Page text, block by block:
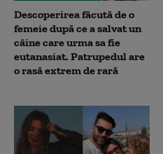
Descoperirea făcută de o
femeie după ce a salvat un
câine care urma sa fie
eutanasiat. Patrupedul are
o rasă extrem de rară